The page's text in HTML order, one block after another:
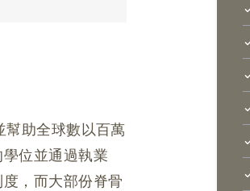
幫助全球數以百萬
位並通過執業
，而大部份脊骨